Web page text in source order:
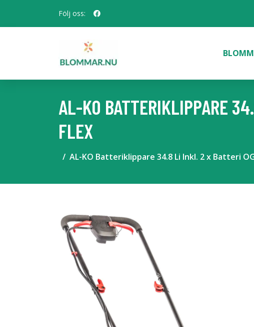
Följ oss:
AL-KO BATTERIKLIPPARE
FLEX
AL-KO Batteriklippare 34.8 Li Inkl. 2 x Batteri